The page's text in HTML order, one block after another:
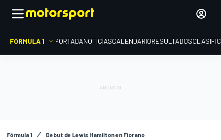
FÓRMULA 1 PORTADANOTICIASCALENDARIORESULTADOS
Fórmula 1 Debut de Lewis Hamilton en Fiorano